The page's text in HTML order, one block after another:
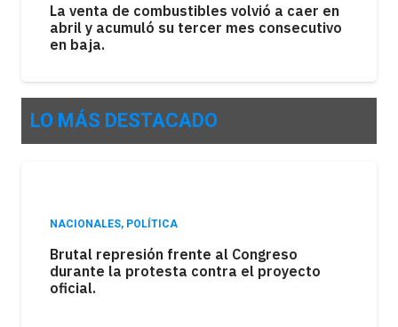
La venta de combustibles volvió a caer en
abril y acumuló su tercer mes consecutivo
en baja.
LO MÁS DESTACADO
NACIONALES, POLÍTICA
Brutal represión frente al Congreso
durante la protesta contra el proyecto
oficial.